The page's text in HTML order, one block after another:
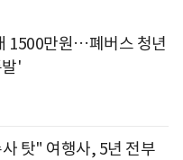
1500만원…폐버스 청년
'
탓" 여행사, 5년 전부